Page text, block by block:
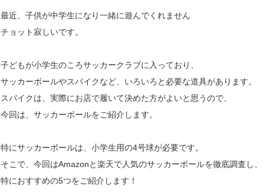
最近、子供が中学生になり一緒に遊んでくれません
チョット寂しいです。
子どもが小学生のころサッカークラブに入っており、
サッカーボールやスパイクなど、いろいろと必要な道具があります。
スパイクは、実際にお店で履いて決めた方がよいと思うので、
今回は、サッカーボールをご紹介します。
特にサッカーボールは、小学生用の4号球が必要です。
そこで、今回はAmazonと楽天で人気のサッカーボールを徹底調査し、
特におすすめの5つをご紹介します！